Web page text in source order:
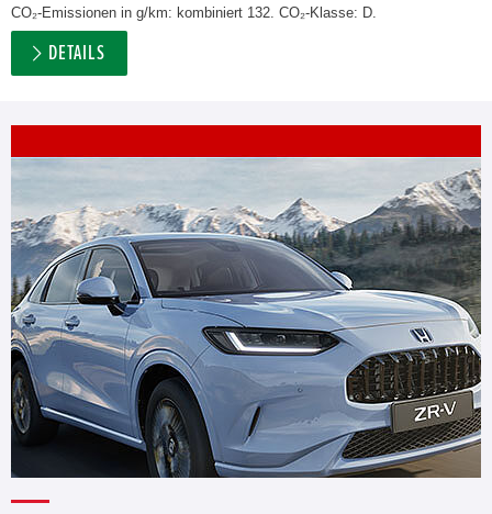
CO₂-Emissionen in g/km: kombiniert 132. CO₂-Klasse: D.
DETAILS